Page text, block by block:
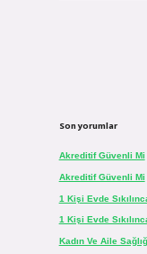
Son yorumlar
Akreditif Güvenli Mi
Akreditif Güvenli Mi
1 Kişi Evde
1 Kişi Evde
Kadın Ve Aile